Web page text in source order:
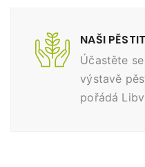
NAŠI
Účastěte
výstavě
pořádá